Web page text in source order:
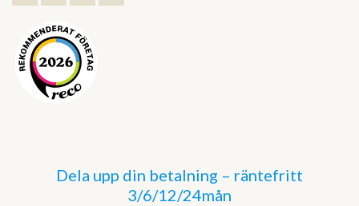
Dela upp din betalning – räntefritt
3/6/12/24mån